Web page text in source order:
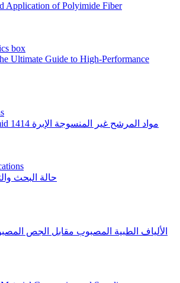
Application of Polyimide Fiber
Ultimate Guide to High-Performance
إعداد وخصائص Aramid 1414 مواد المرشح غير المنسوجة الإبرة
حالة البحث
الألياف الطبية المصبوب مقابل الجص